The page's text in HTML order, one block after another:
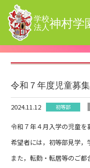
学校
法人神村学
令和７年度児童募集
2024.11.12 初等部
令和７年４月入学の児童を
希望者には，初等部見学，
また，転勤・転居等のご